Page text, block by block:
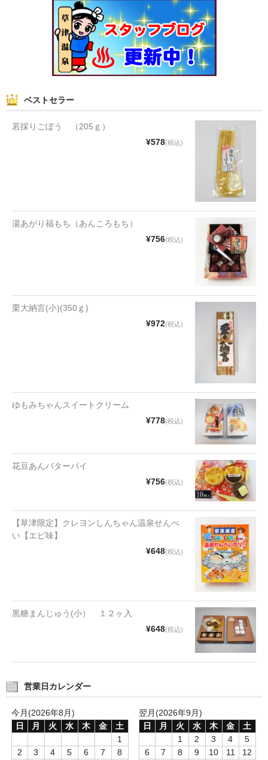
漬物・佃煮
梅
麺類
文具・雑貨
日用品・雑貨
筆記具
会社理念
沿革
ベストセラー
若採りごぼう （205ｇ）
¥578(税込)
湯あがり福もち（あんころもち）
¥756(税込)
栗大納言(小)(350ｇ)
¥972(税込)
ゆもみちゃんスイートクリーム
¥778(税込)
花豆あんバターパイ
¥756(税込)
【草津限定】クレヨンしんちゃん温泉せんべ
い【エビ味】
¥648(税込)
黒糖まんじゅう(小） １２ヶ入
¥648(税込)
営業日カレンダー
今月(2026年8月)
日
月 火 水 木 金
土
1
2
3 4 5 6 7
8
翌月(2026年9月)
日
月 火 水 木 金
土
1
2 3 4
5
6
7 8 9 10 11
12